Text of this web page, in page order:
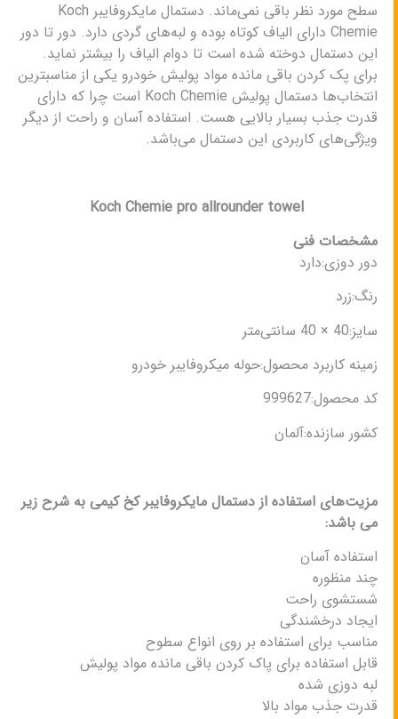
سطح مورد نظر باقی نمی‌ماند. دستمال مایکروفایبر Koch
Chemie دارای الیاف کوتاه بوده و لبه‌های گردی دارد. دور تا دور
این دستمال دوخته شده است تا دوام الیاف را بیشتر نماید.
برای پک کردن باقی مانده مواد پولیش خودرو یکی از مناسبترین
انتخاب‌ها دستمال پولیش Koch Chemie است چرا که دارای
قدرت جذب بسیار بالایی هست. استفاده آسان و راحت از دیگر
ویژگی‌های کاربردی این دستمال می‌باشد.
Koch Chemie pro allrounder towel
مشخصات فنی
دور دوزی:دارد
رنگ:زرد
سایز:40 × 40 سانتی‌متر
زمینه کاربرد محصول:حوله میکروفایبر خودرو
کد محصول:999627
کشور سازنده:آلمان
مزیت‌های استفاده از دستمال مایکروفایبر کخ کیمی به شرح زیر
می باشد:
استفاده‌ آسان
چند منظوره
شستشوی راحت
ایجاد درخشندگی
مناسب برای استفاده بر روی انواع سطوح
قابل استفاده برای پاک کردن باقی مانده مواد پولیش
لبه دوزی شده
قدرت جذب مواد بالا